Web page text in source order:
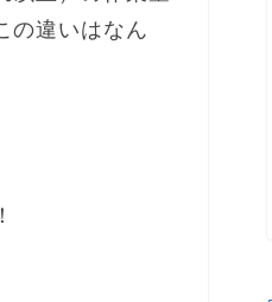
の違いはなん